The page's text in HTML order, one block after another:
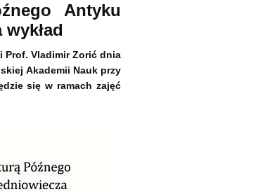
Antyku
Prof. Vladimir Zorić dnia
Akademii Nauk przy
się w ramach zajęć